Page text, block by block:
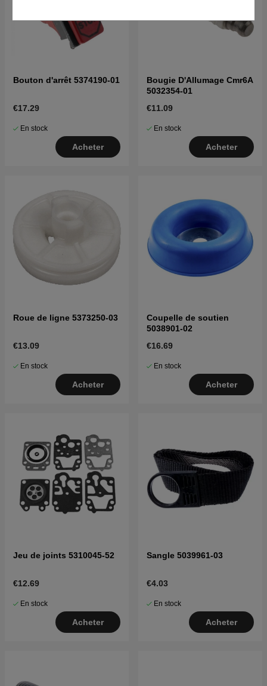
Bouton d'arrêt 5374190-01
€17.29
En stock
Acheter
Bougie D'Allumage Cmr6A
5032354-01
€11.09
En stock
Acheter
Roue de ligne 5373250-03
€13.09
En stock
Acheter
Coupelle de soutien
5038901-02
€16.69
En stock
Acheter
Jeu de joints 5310045-52
€12.69
En stock
Acheter
Sangle 5039961-03
€4.03
En stock
Acheter